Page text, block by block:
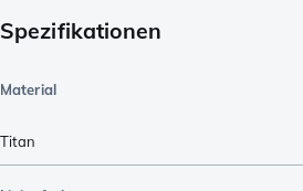
Spezifikationen
Material
Titan